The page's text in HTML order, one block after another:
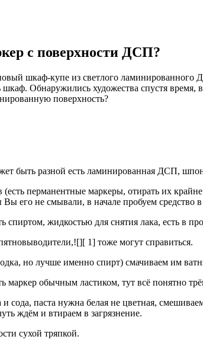
с поверхности ДСП?
шкаф-купе из светлого
шкаф. Обнаружились художества спустя
поверхность?
быть разной есть ламинированная ДСП,
(есть перманентные маркеры, отирать их
Вы его не смывали, в начале пробуем средство
спиртом, жидкостью для снятия лака, есть в
1] тоже могут справиться.
но лучше именно спирт) смачиваем им
маркер обычным ластиком, тут всё понятно
и сода, паста нужна белая не цветная,
ждём и втираем в загрязнение.
сухой тряпкой.